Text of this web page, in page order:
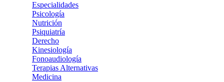
Especialidades
Psicología
Nutrición
Psiquiatría
Derecho
Kinesiología
Fonoaudiología
Terapias Alternativas
Medicina